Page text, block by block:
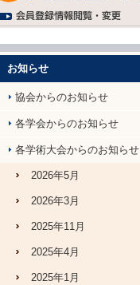
お知らせ
協会からのお知らせ
各学会からのお知らせ
各学術大会からのお知らせ
2026年5月
2026年3月
2025年11月
2025年4月
2025年1月